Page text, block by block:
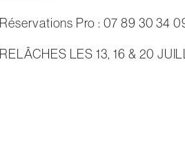
Réservations Pro : 07 89 30 34
RELÂCHES LES 13, 16 & 20